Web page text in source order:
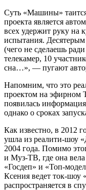
Суть «Машины»
проекта является
всех удержит руку на
испытания. Десятерым
(чего не сделаешь
телекамер, 10
сна…», — пугают
Напомним, что это
проектом на эфирном
появилась
однако о сроках
Как известно, в 2012
ушла из реалити-шоу
2004 года. Помимо
и Муз-ТВ, где она
«Госдеп» и «Топ-
Ксения ведет ток-шоу
распространяется в